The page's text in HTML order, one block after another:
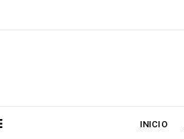
INICIO